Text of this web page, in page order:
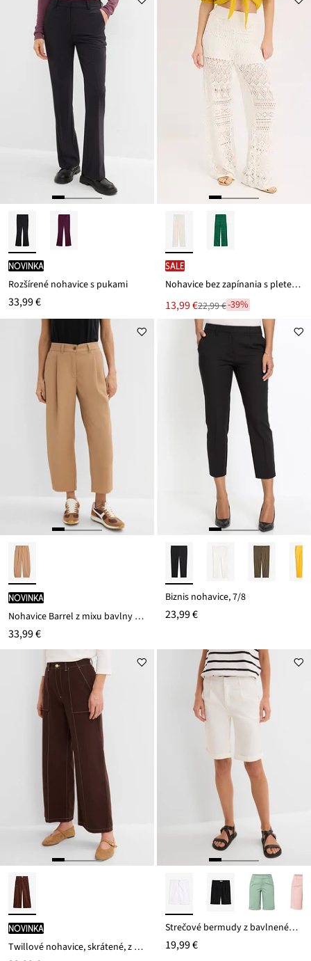
novinka
Rozšírené nohavice s pukami
33,99 €
SALE
Nohavice bez zapínania s pleteným dierkovaným vzorom
Nová
cena
13,99 €
Zľava
22,99 €
22,99 €-39%
novinka
Nohavice Barrel z mixu bavlny a elastanu
33,99 €
Biznis nohavice, 7/8
23,99 €
novinka
Twillové nohavice, skrátené, z čistej bavlny
Strečové bermudy z bavlneného mixu
19,99 €